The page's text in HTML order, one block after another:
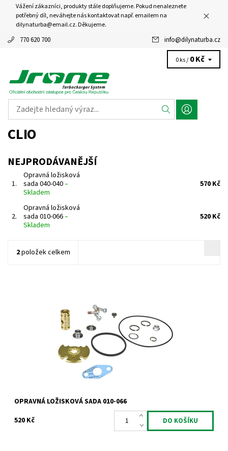
Vážení zákazníci, produkty stále doplňujeme. Pokud nenaleznete
potřebný díl, neváhejte nás kontaktovat např. emailem na
dilynaturba@email.cz. Děkujeme.
770 620 700 info@dilynaturba.cz
0 ks / 0 Kč
CLIO
NEJPRODÁVANĚJŠÍ
1.
Opravná ložisková
sada 040-040–
Skladem
570 Kč
2.
Opravná ložisková
sada 010-066–
Skladem
520 Kč
2položek celkem
Skladem
741
Jrone
2 roky
OPRAVNÁ LOŽISKOVÁ SADA 010-066
520 Kč